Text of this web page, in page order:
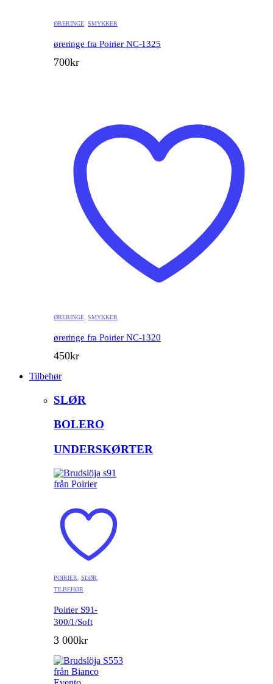
ØRERINGE SMYKKER
øreringe fra Poirier NC-1325
700kr
ØRERINGE SMYKKER
øreringe fra Poirier NC-1320
450kr
Tilbehør
SLØR
BOLERO
UNDERSKØRTER
POIRIER SLØR
TILBEHØR
Poirier S91-
300/1/Soft
3 000kr